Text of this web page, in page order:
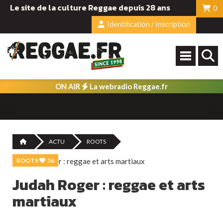
Le site de la culture Reggae depuis 28 ans
0
Identification / Inscription
ON AIR La webradio Reggae.fr
ACTU ROOTS
ROOTS 36
Judah Roger : reggae et arts
martiaux